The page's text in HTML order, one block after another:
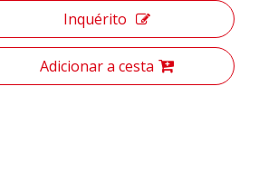
Inquérito
Adicionar a cesta